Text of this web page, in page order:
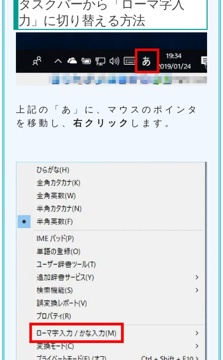
タスクバーから「ローマ字入
力」に切り替える方法
上記の「あ」に、マウスのポインタ
を移動し、右クリック します。